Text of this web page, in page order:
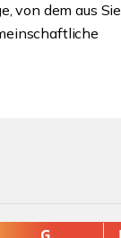
von dem aus Sie